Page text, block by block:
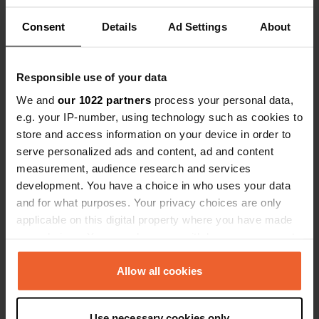
Consent Details Ad Settings About
Responsible use of your data
We and our 1022 partners process your personal data,
e.g. your IP-number, using technology such as cookies to
store and access information on your device in order to
serve personalized ads and content, ad and content
measurement, audience research and services
development. You have a choice in who uses your data
and for what purposes. Your privacy choices are only
applicable on this digital property where you have made
any time from the Cookie Declaration or by clicking on
the Privacy trigger icon.Allow all cookies
Commerces à moins de 12 km. Pas
vraiment recommandé. Un court délai
baignade,
Contact
Emplacement
Campingplatz 1
17139 Basedow, Basedow, Allemagne
Copie
Coordonnées
53° 40' 50" N 12° 37' 49" E
Copie
53.68061 12.63026
Passer àPRO+